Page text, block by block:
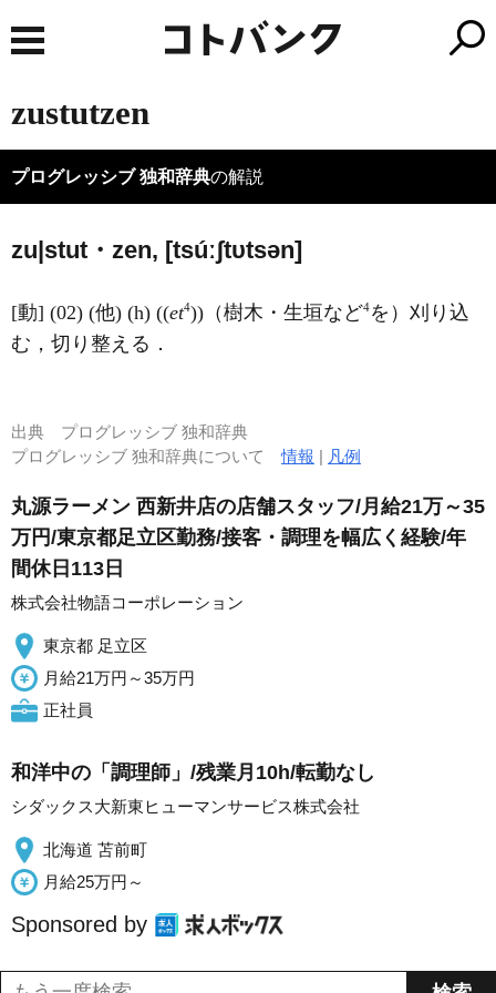
zustutzen
プログレッシブ 独和辞典の解説
zu|stut・zen, [tsúːʃtυtsən]
[動] (02) (他) (h) ((et4))（樹木・生垣など4を）刈り込
む，切り整える．
出典 プログレッシブ 独和辞典
プログレッシブ 独和辞典について情報 | 凡例
丸源ラーメン 西新井店の店舗スタッフ/月給21万～35
万円/東京都足立区勤務/接客・調理を幅広く経験/年
間休日113日
株式会社物語コーポレーション
東京都 足立区
月給21万円～35万円
正社員
和洋中の「調理師」/残業月10h/転勤なし
シダックス大新東ヒューマンサービス株式会社
北海道 苫前町
月給25万円～
Sponsored by